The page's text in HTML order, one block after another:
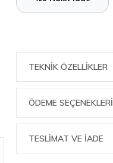
TEKNIK ÖZELLIKLER
ÖDEME SEÇENEKLERI
TESLİMAT VE İADE